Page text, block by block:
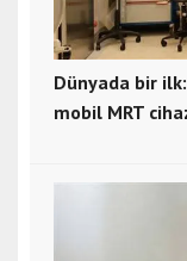
Dünyada bir
mobil MRT